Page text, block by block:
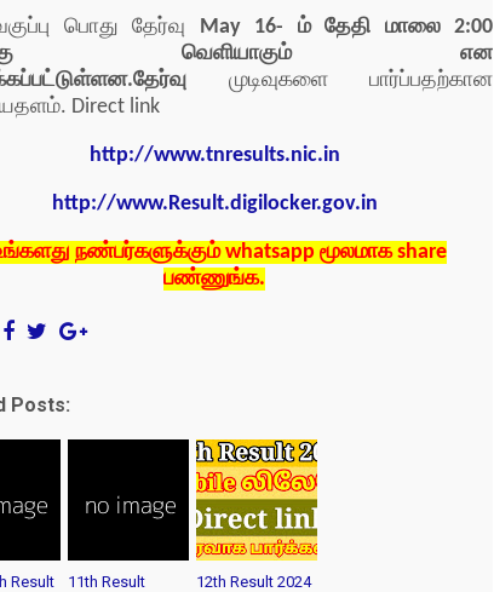
பொது தேர்வு May 16- ம் தேதி மாலை 2:00
வெளியாகும் என
முடிவுகளை பார்ப்பதற்கான
Direct link
http://www.tnresults.nic.in
http://www.Result.digilocker.gov.in
நண்பர்களுக்கும் whatsapp மூலமாக share
பண்ணுங்க.
Posts:
Result
11th Result
12th Result 2024